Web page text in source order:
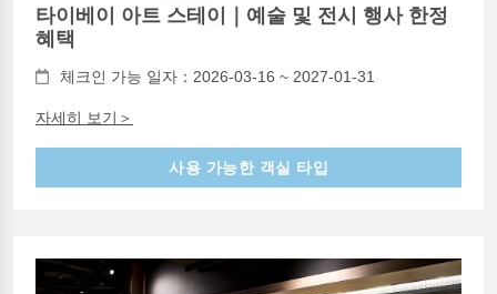
타이베이 아트 스테이｜예술 및 전시 행사 한정
혜택
체크인 가능 일자：2026-03-16 ~ 2027-01-31
자세히 보기＞
사용 가능한 객실 타입